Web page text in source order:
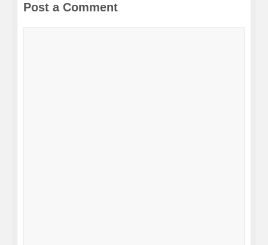
Post a Comment